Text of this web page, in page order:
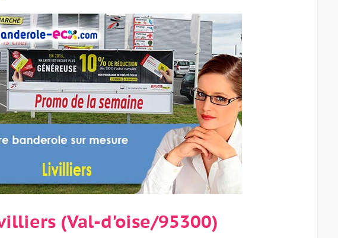
(Val-d'oise/95300)